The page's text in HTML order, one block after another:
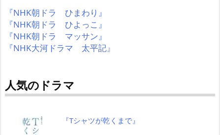
『NHK朝ドラ ひまわり』
『NHK朝ドラ ひよっこ』
『NHK朝ドラ マッサン』
『NHK大河ドラマ 太平記』
人気のドラマ
『Tシャツが乾くまで』